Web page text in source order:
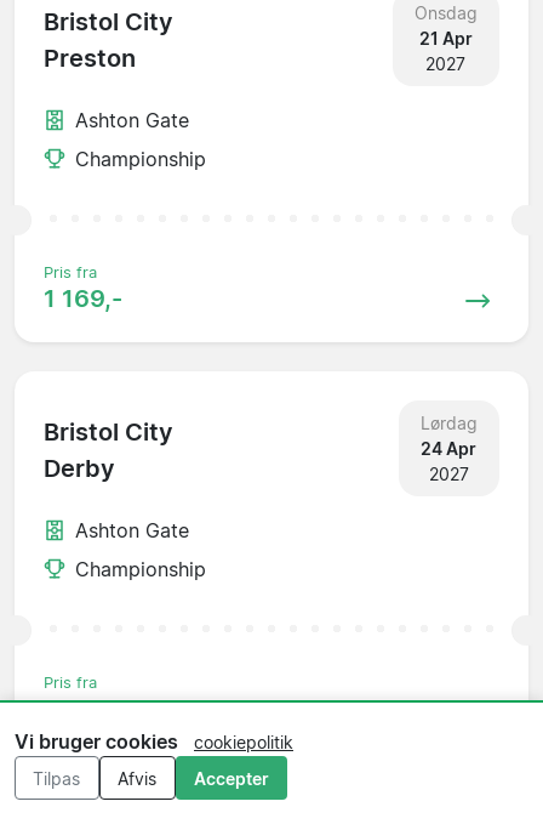
Bristol City
Preston
Onsdag
21 Apr
2027
Ashton Gate
Championship
Pris fra
1 169,-
Bristol City
Derby
Lørdag
24 Apr
2027
Ashton Gate
Championship
Pris fra
1 169,-
Vi bruger cookies
cookiepolitik
Tilpas
Afvis Accepter